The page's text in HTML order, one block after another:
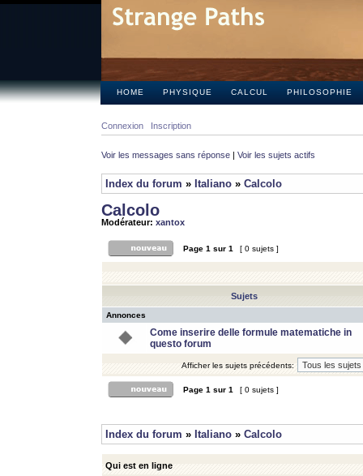
HOME PHYSIQUE CALCUL PHILOSOPHIE
Connexion Inscription
Voir les messages sans réponse | Voir les sujets actifs
Index du forum » Italiano » Calcolo
Calcolo
Modérateur: xantox
Page 1 sur 1 [ 0 sujets ]
Sujets
Annonces
Come inserire delle formule matematiche in
questo forum
Afficher les sujets précédents:
Page 1 sur 1 [ 0 sujets ]
Index du forum » Italiano » Calcolo
Qui est en ligne